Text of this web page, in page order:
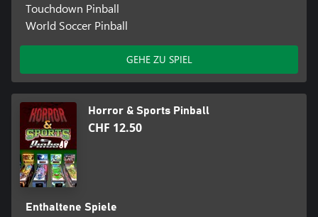
Touchdown Pinball
World Soccer Pinball
GEHE ZU SPIEL
Horror & Sports Pinball
CHF 12.50
Enthaltene Spiele